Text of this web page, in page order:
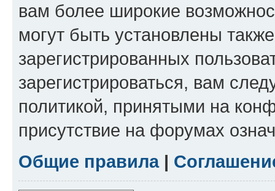
вам более широкие
могут быть установлены
зарегистрированных
зарегистрироваться, вам
политикой, принятыми на
присутствие на форумах
Общие правила|